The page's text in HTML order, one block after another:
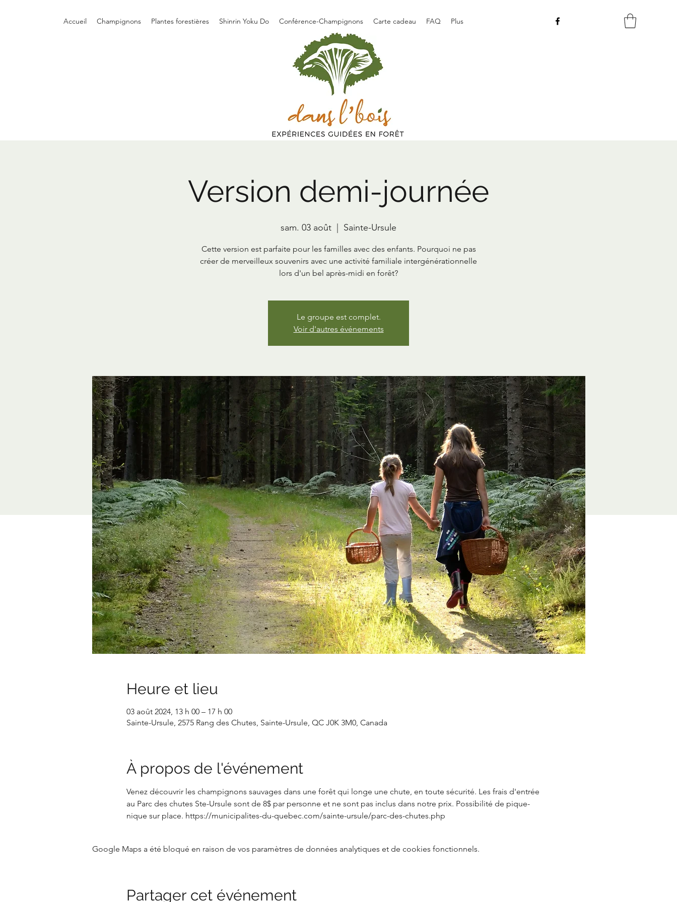
Accueil Champignons Plantes forestières Shinrin Yoku Do Conférence-Champignons Carte cadeau FAQ Plus
Version demi-journée
sam. 03 août
  |
Sainte-Ursule
Cette version est parfaite pour les familles avec des enfants. Pourquoi ne pas
créer de merveilleux souvenirs avec une activité familiale intergénérationnelle
lors d'un bel après-midi en forêt?
Le groupe est complet.
Voir d'autres événements
Heure et lieu
03 août 2024, 13 h 00 – 17 h 00
Sainte-Ursule, 2575 Rang des Chutes, Sainte-Ursule, QC J0K 3M0, Canada
À propos de l'événement
Venez découvrir les champignons sauvages dans une forêt qui longe une chute, en toute sécurité. Les frais d'entrée
au Parc des chutes Ste-Ursule sont de 8$ par personne et ne sont pas inclus dans notre prix. Possibilité de pique-
nique sur place. https://municipalites-du-quebec.com/sainte-ursule/parc-des-chutes.php
Google Maps a été bloqué en raison de vos paramètres de données analytiques et de cookies fonctionnels.
Partager cet événement